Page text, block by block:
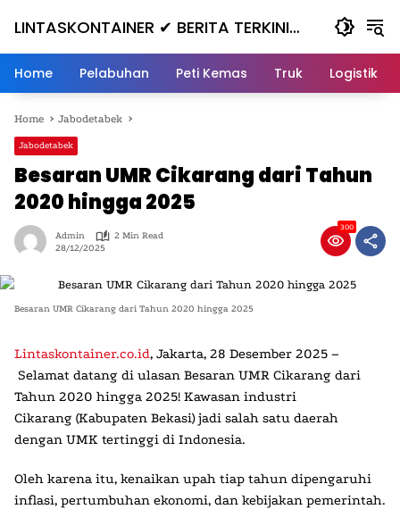
LINTASKONTAINER ✔ BERITA TERKINI
KONTAINER TERBARU HARI INI
Home Pelabuhan Peti Kemas Truk Logistik
Home Jabodetabek
Jabodetabek
Besaran UMR Cikarang dari Tahun
2020 hingga 2025
Admin
2 Min Read
28/12/2025
300
Besaran UMR Cikarang dari Tahun 2020 hingga 2025
Lintaskontainer.co.id, Jakarta, 28 Desember 2025 –
Selamat datang di ulasan Besaran UMR Cikarang dari
Tahun 2020 hingga 2025! Kawasan industri
Cikarang (Kabupaten Bekasi) jadi salah satu daerah
dengan UMK tertinggi di Indonesia.
Oleh karena itu, kenaikan upah tiap tahun dipengaruhi
inflasi, pertumbuhan ekonomi, dan kebijakan pemerintah.